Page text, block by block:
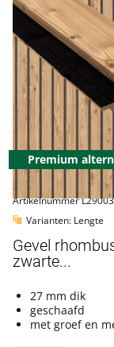
Premium
Artikelnummer
Varianten: Lengte
Gevel
zwarte...
27 mm dik
geschaafd
met groef en